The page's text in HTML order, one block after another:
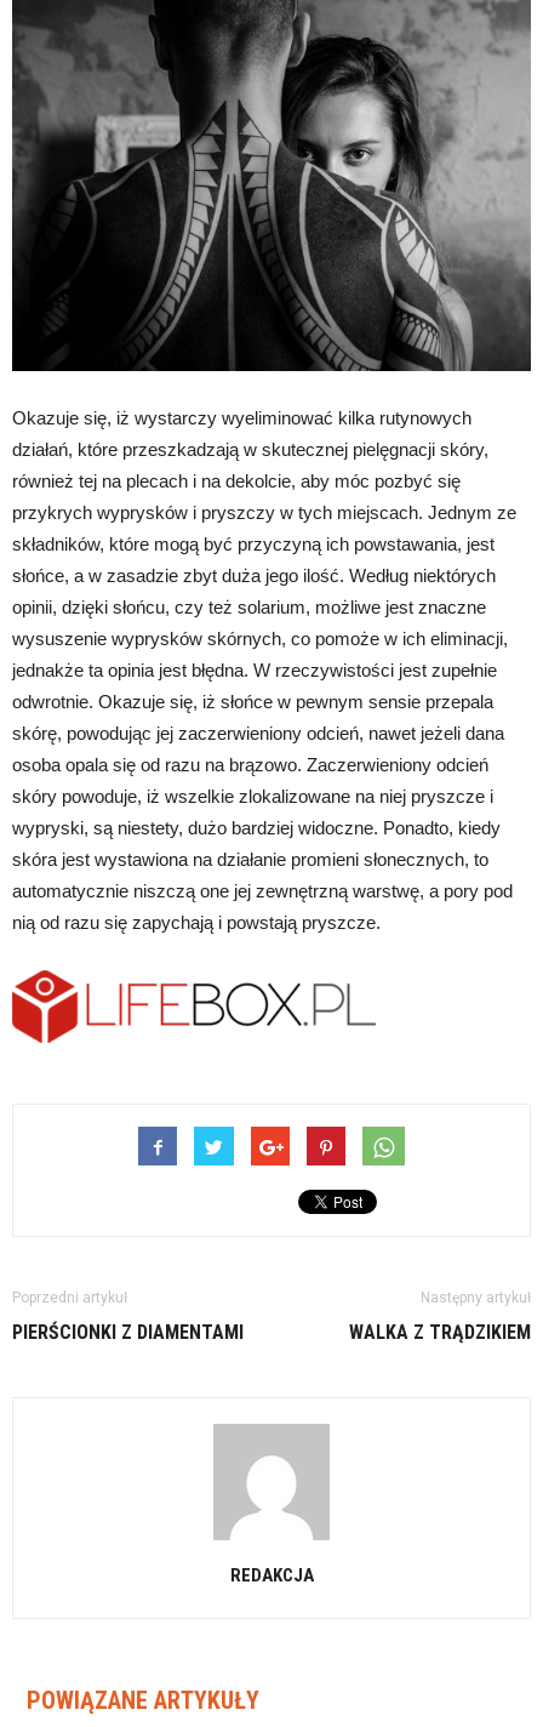
Okazuje się, iż wystarczy wyeliminować kilka rutynowych
działań, które przeszkadzają w skutecznej pielęgnacji skóry,
również tej na plecach i na dekolcie, aby móc pozbyć się
przykrych wyprysków i pryszczy w tych miejscach. Jednym ze
składników, które mogą być przyczyną ich powstawania, jest
słońce, a w zasadzie zbyt duża jego ilość. Według niektórych
opinii, dzięki słońcu, czy też solarium, możliwe jest znaczne
wysuszenie wyprysków skórnych, co pomoże w ich eliminacji,
jednakże ta opinia jest błędna. W rzeczywistości jest zupełnie
odwrotnie. Okazuje się, iż słońce w pewnym sensie przepala
skórę, powodując jej zaczerwieniony odcień, nawet jeżeli dana
osoba opala się od razu na brązowo. Zaczerwieniony odcień
skóry powoduje, iż wszelkie zlokalizowane na niej pryszcze i
wypryski, są niestety, dużo bardziej widoczne. Ponadto, kiedy
skóra jest wystawiona na działanie promieni słonecznych, to
automatycznie niszczą one jej zewnętrzną warstwę, a pory pod
nią od razu się zapychają i powstają pryszcze.
Poprzedni artykuł
PIERŚCIONKI Z DIAMENTAMI
Następny artykuł
WALKA Z TRĄDZIKIEM
REDAKCJA
POWIĄZANE ARTYKUŁY